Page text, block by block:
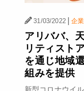
31/03/2022 | 企
アリババ、
リティスト
を通じ地域
組みを提供
新型コロナウイ